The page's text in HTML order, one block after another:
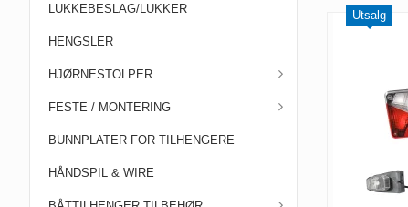
LUKKEBESLAG/LUKKER
HENGSLER
HJØRNESTOLPER
FESTE / MONTERING
BUNNPLATER FOR TILHENGERE
HÅNDSPIL & WIRE
Utsalg